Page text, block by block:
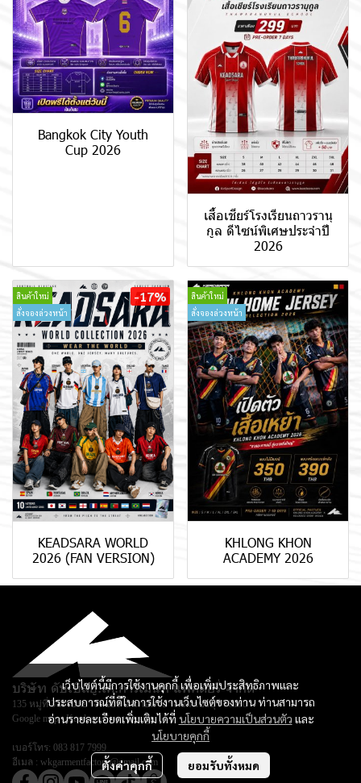
Bangkok City Youth
Cup 2026
เสื้อเชียร์โรงเรียนถาวรานุ
กูล ดีไซน์พิเศษประจำปี
2026
สินค้าใหม่
สั่งจองล่วงหน้า
-17%
KEADSARA WORLD
2026 (FAN VERSION)
สินค้าใหม่
สั่งจองล่วงหน้า
KHLONG KHON
ACADEMY 2026
เว็บไซต์นี้มีการใช้งานคุกกี้ เพื่อเพิ่มประสิทธิภาพและ
ประสบการณ์ที่ดีในการใช้งานเว็บไซต์ของท่าน ท่านสามารถ
อ่านรายละเอียดเพิ่มเติมได้ที่ นโยบายความเป็นส่วนตัว และ
นโยบายคุกกี้
ตั้งค่าคุกกี้ ยอมรับทั้งหมด
บริษัท ดับเบิลยู.เค.การ์เม้นท์ แฟคตอรี่ จำกัด
135 หมู่ที่ 3 ตำบลยางหย่อง อำเภอท่ายาง จ.เพชรบุรี 76130
Google map : Keadsara Sport Design
เบอร์โทร: 083 817 7999
อีเมล : wkgarmentfactory@gmail.com